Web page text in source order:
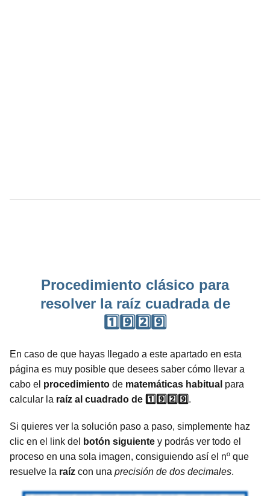
Procedimiento clásico para
resolver la raíz cuadrada de
1️⃣9️⃣2️⃣9️⃣
En caso de que hayas llegado a este apartado en esta
página es muy posible que desees saber cómo llevar a
cabo el procedimiento de matemáticas habitual para
calcular la raíz al cuadrado de 1️⃣9️⃣2️⃣9️⃣ .
Si quieres ver la solución paso a paso, simplemente haz
clic en el link del
botón siguiente y podrás ver todo el
proceso en una sola imagen, consiguiendo así el nº que
resuelve la raíz con una precisión de dos decimales.